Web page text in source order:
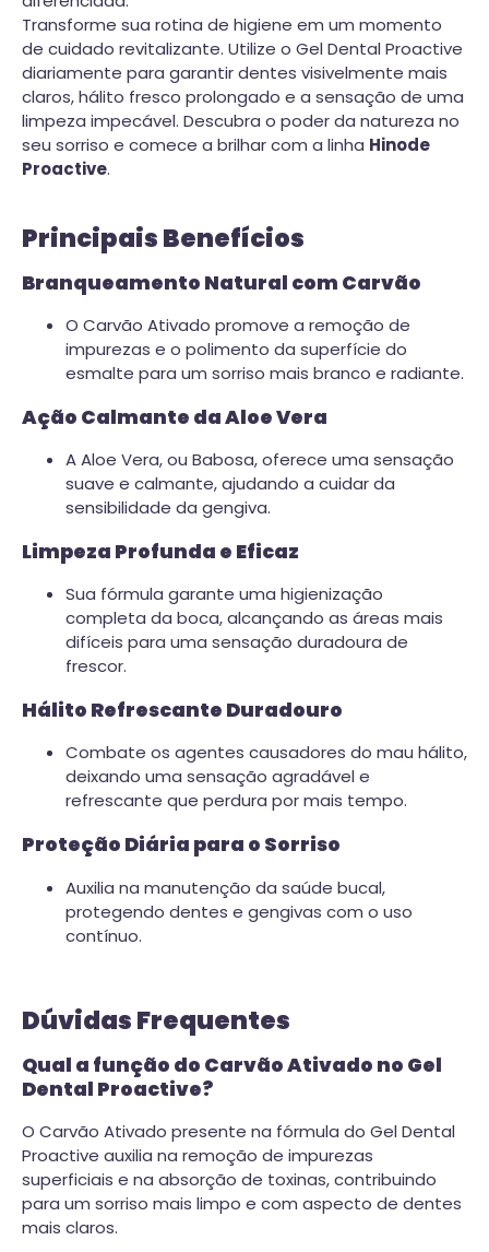
Transforme sua rotina de higiene em um momento
de cuidado revitalizante. Utilize o Gel Dental Proactive
diariamente para garantir dentes visivelmente mais
claros, hálito fresco prolongado e a sensação de uma
limpeza impecável. Descubra o poder da natureza no
seu sorriso e comece a brilhar com a linha Hinode
Proactive.
Principais Benefícios
Branqueamento Natural com Carvão
O Carvão Ativado promove a remoção de
impurezas e o polimento da superfície do
esmalte para um sorriso mais branco e radiante.
Ação Calmante da Aloe Vera
A Aloe Vera, ou Babosa, oferece uma sensação
suave e calmante, ajudando a cuidar da
sensibilidade da gengiva.
Limpeza Profunda e Eficaz
Sua fórmula garante uma higienização
completa da boca, alcançando as áreas mais
difíceis para uma sensação duradoura de
frescor.
Hálito Refrescante Duradouro
Combate os agentes causadores do mau hálito,
deixando uma sensação agradável e
refrescante que perdura por mais tempo.
Proteção Diária para o Sorriso
Auxilia na manutenção da saúde bucal,
protegendo dentes e gengivas com o uso
contínuo.
Dúvidas Frequentes
Qual a função do Carvão Ativado no Gel
Dental Proactive?
O Carvão Ativado presente na fórmula do Gel Dental
Proactive auxilia na remoção de impurezas
superficiais e na absorção de toxinas, contribuindo
para um sorriso mais limpo e com aspecto de dentes
mais claros.